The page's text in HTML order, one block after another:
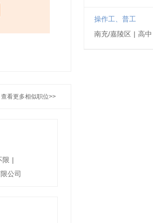
查看更多相似职位>>
限 |
公司
操作工、普工
南充/嘉陵区 | 高中